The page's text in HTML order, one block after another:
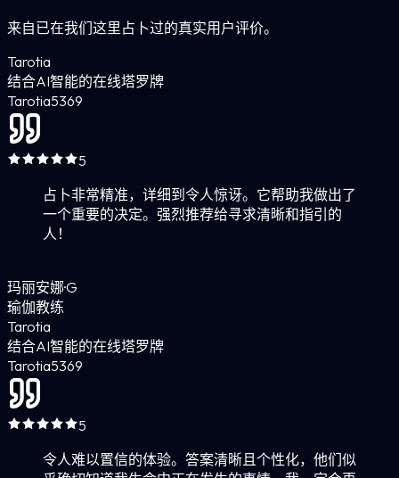
来自已在我们这里占卜过的真实用户评价。
Tarotia
结合AI智能的在线塔罗牌
Tarotia5369
5
占卜非常精准，详细到令人惊讶。它帮助我做出了
一个重要的决定。强烈推荐给寻求清晰和指引的
人！
玛丽安娜·G
瑜伽教练
Tarotia
结合AI智能的在线塔罗牌
Tarotia5369
5
令人难以置信的体验。答案清晰且个性化，他们似